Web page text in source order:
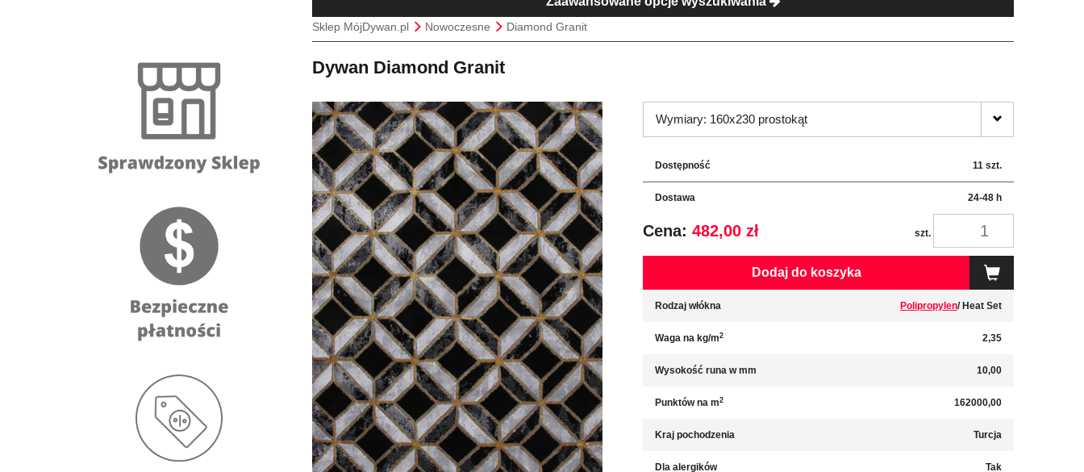
Sklep MójDywan.pl Nowoczesne Diamond Granit
Dywan Diamond Granit
Wymiary: 160x230 prostokąt
Dostępność 11 szt.
Dostawa 24-48 h
Cena: 482,00 zł szt.
Dodaj do koszyka
Rodzaj włókna Polipropylen/ Heat Set
Waga na kg/m2 2,35
Wysokość runa w mm 10,00
Punktów na m2 162000,00
Kraj pochodzenia Turcja
Dla alergików Tak